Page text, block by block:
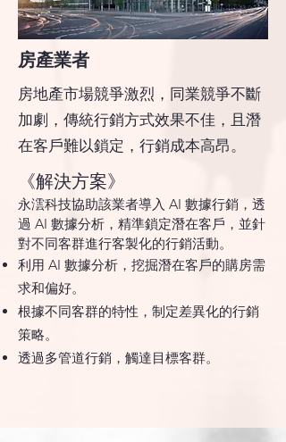
房產業者
房地產市場競爭激烈，同業競爭不斷
加劇，傳統行銷方式效果不佳，且潛
在客戶難以鎖定，行銷成本高昂。
​《解決方案》
永澐科技協助該業者導入 AI 數據行銷，透
過 AI 數據分析，精準鎖定潛在客戶，並針
對不同客群進行客製化的行銷活動。
利用 AI 數據分析，挖掘潛在客戶的購房需
求和偏好。
根據不同客群的特性，制定差異化的行銷
策略。
透過多管道行銷，觸達目標客群。